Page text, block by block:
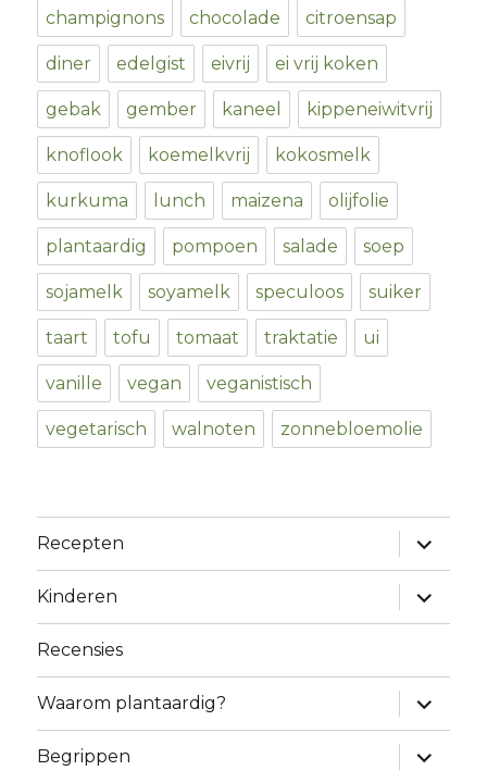
champignons chocolade citroensap
diner edelgist eivrij ei vrij koken
gebak gember kaneel kippeneiwitvrij
knoflook koemelkvrij kokosmelk
kurkuma lunch maizena olijfolie
plantaardig pompoen salade soep
sojamelk soyamelk speculoos suiker
taart tofu tomaat traktatie ui
vanille vegan veganistisch
vegetarisch walnoten zonnebloemolie
Recepten
expand
child
menu
Kinderen
expand
child
menu
Recensies
Waarom plantaardig?
expand
child
menu
Begrippen
expand
child